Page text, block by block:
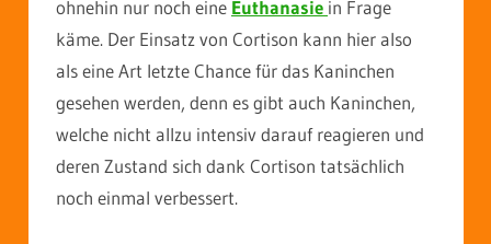
ohnehin nur noch eine Euthanasie in Frage
käme. Der Einsatz von Cortison kann hier also
als eine Art letzte Chance für das Kaninchen
gesehen werden, denn es gibt auch Kaninchen,
welche nicht allzu intensiv darauf reagieren und
deren Zustand sich dank Cortison tatsächlich
noch einmal verbessert.